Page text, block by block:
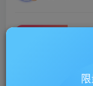
【便利蜂思考】
此内容为付费资源
付费资源